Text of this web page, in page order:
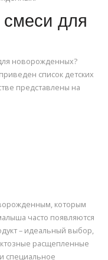
для
новорожденных?
список детских
представлены на
которым
часто появляются
– идеальный выбор,
расщепленные
специальное